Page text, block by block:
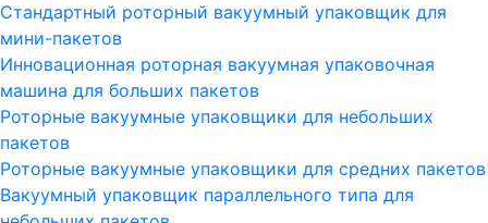
Стандартный роторный вакуумный упаковщик для
мини-пакетов
Инновационная роторная вакуумная упаковочная
машина для больших пакетов
Роторные вакуумные упаковщики для небольших
пакетов
Роторные вакуумные упаковщики для средних пакетов
Вакуумный упаковщик параллельного типа для